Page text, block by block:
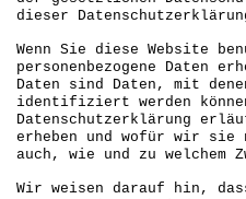
dieser
Wenn Sie diese Website
personenbezogene Daten
Daten sind Daten, mit
identifiziert werden
Datenschutzerklärung
erheben und wofür wir
auch, wie und zu welchem
Wir weisen darauf hin,